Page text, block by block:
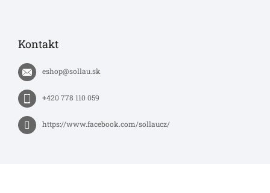
Kontakt
eshop@sollau.sk
+420 778 110 059
https://www.facebook.com/sollaucz/